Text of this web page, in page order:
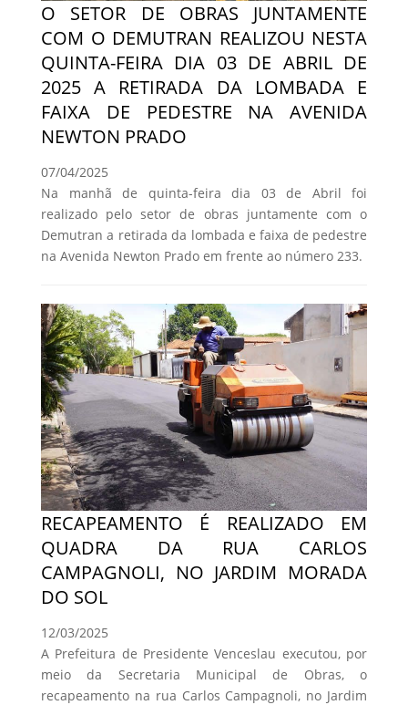
O SETOR DE OBRAS JUNTAMENTE
COM O DEMUTRAN REALIZOU NESTA
QUINTA-FEIRA DIA 03 DE ABRIL DE
2025 A RETIRADA DA LOMBADA E
FAIXA DE PEDESTRE NA AVENIDA
NEWTON PRADO
07/04/2025
Na manhã de quinta-feira dia 03 de Abril foi
realizado pelo setor de obras juntamente com o
Demutran a retirada da lombada e faixa de pedestre
na Avenida Newton Prado em frente ao número 233.
RECAPEAMENTO É REALIZADO EM
QUADRA DA RUA CARLOS
CAMPAGNOLI, NO JARDIM MORADA
DO SOL
12/03/2025
A Prefeitura de Presidente Venceslau executou, por
meio da Secretaria Municipal de Obras, o
recapeamento na rua Carlos Campagnoli, no Jardim